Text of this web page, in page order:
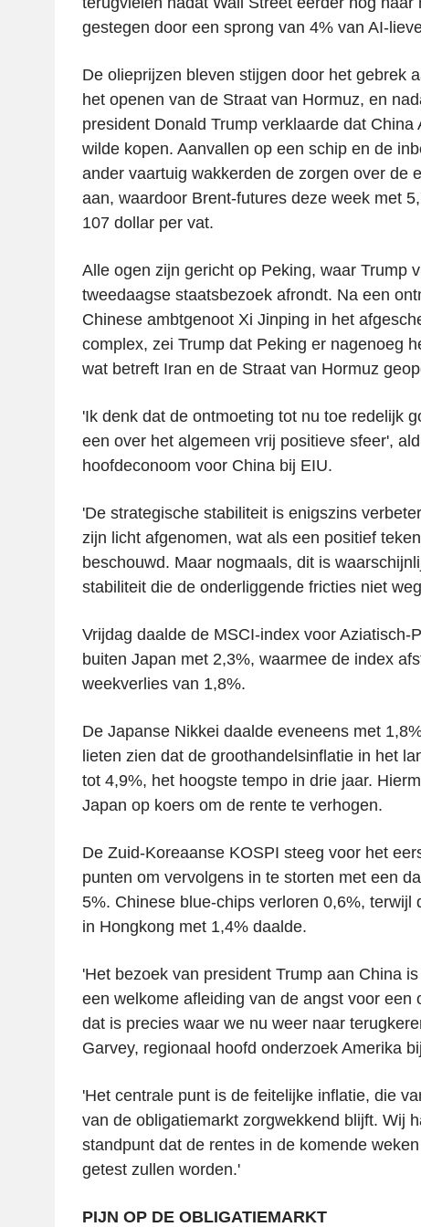
gestegen door een sprong van 4% van AI-
De olieprijzen bleven stijgen door het gebrek
het openen van de Straat van Hormuz, en
president Donald Trump verklaarde dat China
wilde kopen. Aanvallen op een schip en de
ander vaartuig wakkerden de zorgen over de
aan, waardoor Brent-futures deze week met
107 dollar per vat.
Alle ogen zijn gericht op Peking, waar Trump
tweedaagse staatsbezoek afrondt. Na een
Chinese ambtgenoot Xi Jinping in het
complex, zei Trump dat Peking er nagenoeg
wat betreft Iran en de Straat van Hormuz
'Ik denk dat de ontmoeting tot nu toe redelijk
een over het algemeen vrij positieve sfeer',
hoofdeconoom voor China bij EIU.
'De strategische stabiliteit is enigszins
zijn licht afgenomen, wat als een positief
beschouwd. Maar nogmaals, dit is
stabiliteit die de onderliggende fricties niet
Vrijdag daalde de MSCI-index voor Aziatisch-
buiten Japan met 2,3%, waarmee de index
weekverlies van 1,8%.
De Japanse Nikkei daalde eveneens met
lieten zien dat de groothandelsinflatie in het
tot 4,9%, het hoogste tempo in drie jaar.
Japan op koers om de rente te verhogen.
De Zuid-Koreaanse KOSPI steeg voor het
punten om vervolgens in te storten met een
5%. Chinese blue-chips verloren 0,6%, terwijl
in Hongkong met 1,4% daalde.
'Het bezoek van president Trump aan China
een welkome afleiding van de angst voor een
dat is precies waar we nu weer naar
Garvey, regionaal hoofd onderzoek Amerika
'Het centrale punt is de feitelijke inflatie, die
van de obligatiemarkt zorgwekkend blijft. Wij
standpunt dat de rentes in de komende
getest zullen worden.'
PIJN OP DE OBLIGATIEMARKT